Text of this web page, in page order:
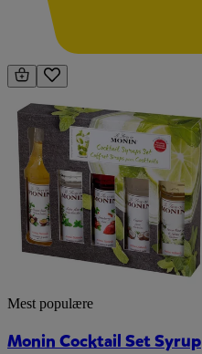
Mest populære
Monin Cocktail Set Syrup